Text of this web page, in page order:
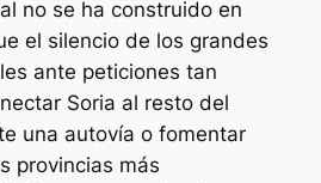
no se ha construido en
el silencio de los grandes
ante peticiones tan
Soria al resto del
una autovía o fomentar
provincias más